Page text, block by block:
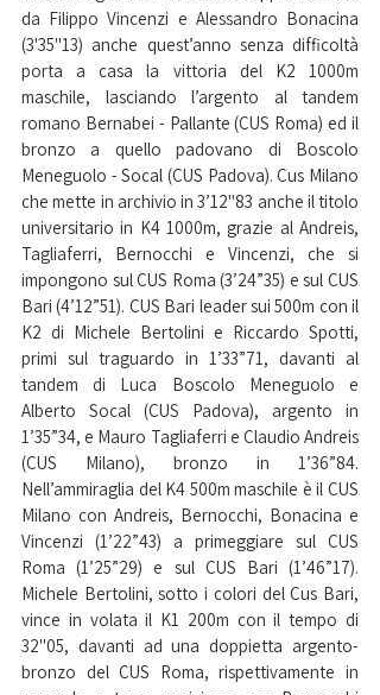
da Filippo Vincenzi e Alessandro Bonacina
(3'35"13) anche quest’anno senza difficoltà
porta a casa la vittoria del K2 1000m
maschile, lasciando l’argento al tandem
romano Bernabei - Pallante (CUS Roma) ed il
bronzo a quello padovano di Boscolo
Meneguolo - Socal (CUS Padova). Cus Milano
che mette in archivio in 3’12"83 anche il titolo
universitario in K4 1000m, grazie al Andreis,
Tagliaferri, Bernocchi e Vincenzi, che si
impongono sul CUS Roma (3’24”35) e sul CUS
Bari (4’12”51). CUS Bari leader sui 500m con il
K2 di Michele Bertolini e Riccardo Spotti,
primi sul traguardo in 1’33”71, davanti al
tandem di Luca Boscolo Meneguolo e
Alberto Socal (CUS Padova), argento in
1’35”34, e Mauro Tagliaferri e Claudio Andreis
(CUS Milano), bronzo in 1’36”84.
Nell’ammiraglia del K4 500m maschile è il CUS
Milano con Andreis, Bernocchi, Bonacina e
Vincenzi (1’22”43) a primeggiare sul CUS
Roma (1’25”29) e sul CUS Bari (1’46”17).
Michele Bertolini, sotto i colori del Cus Bari,
vince in volata il K1 200m con il tempo di
32"05, davanti ad una doppietta argento-
bronzo del CUS Roma, rispettivamente in